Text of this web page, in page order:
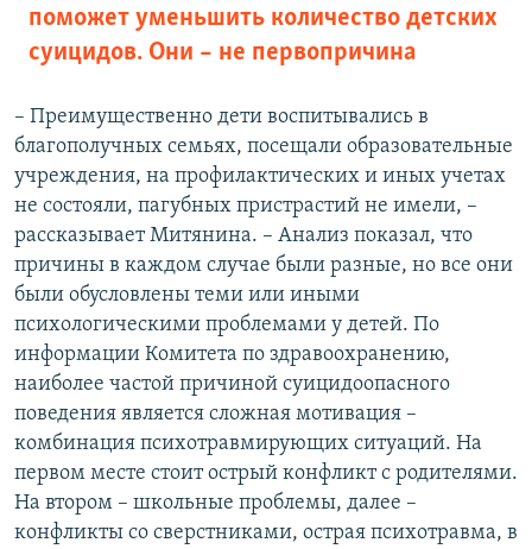
поможет уменьшить количество детских
суицидов. Они – не первопричина
– Преимущественно дети воспитывались в
благополучных семьях, посещали образовательные
учреждения, на профилактических и иных учетах
не состояли, пагубных пристрастий не имели, –
рассказывает Митянина. – Анализ показал, что
причины в каждом случае были разные, но все они
были обусловлены теми или иными
психологическими проблемами у детей. По
информации Комитета по здравоохранению,
наиболее частой причиной суицидоопасного
поведения является сложная мотивация –
комбинация психотравмирующих ситуаций. На
первом месте стоит острый конфликт с родителями.
На втором – школьные проблемы, далее –
конфликты со сверстниками, острая психотравма, в